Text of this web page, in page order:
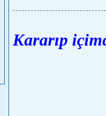
Kararıp